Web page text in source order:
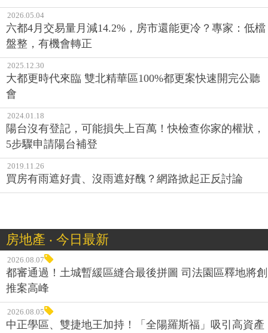
2026.05.04
六都4月交易量月減14.2%，房市還能更冷？專家：低檔
盤整，有機會轉正
2025.12.30
大都更時代來臨 雙北精華區100%都更案快速開完公聽
會
2024.01.18
陽台沒有登記，可能損失上百萬！快檢查你家的權狀，
5步驟申請陽台補登
2019.11.26
買房有雨遮好貴、沒雨遮好醜？網路掀起正反討論
房地產 ‧ 今日最新
2026.08.07
都審通過！土城暫緩區縫合最後拼圖 司法園區釋地將創
推案高峰
2026.08.05
中正學區、雙捷地王加持！「全陽羅斯福」吸引高資產